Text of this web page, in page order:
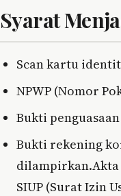
Syarat
Scan kartu
NPWP (Nomor
Bukti
Bukti rekening
SIUP (Surat Izin